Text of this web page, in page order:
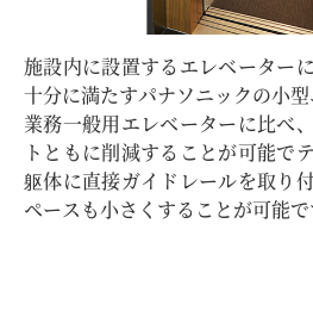
施設内に設置するエレベーター
十分に満たすパナソニックの小型
業務一般用エレベーターに比べ
トともに削減することが可能で
躯体に直接ガイドレールを取り
ペースも小さくすることが可能で